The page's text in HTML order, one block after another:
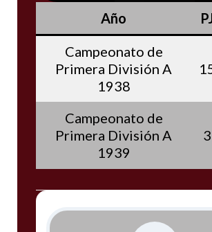
Año
Campeonato de
Primera División A
1938
Campeonato de
Primera División A
1939
3